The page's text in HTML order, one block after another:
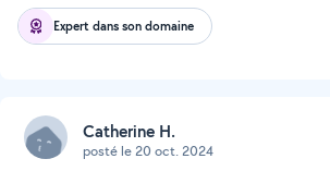
Expert dans son domaine
Catherine H.
posté le 20 oct. 2024